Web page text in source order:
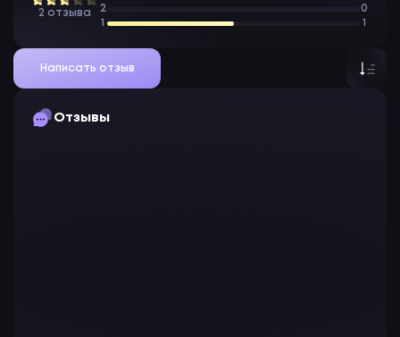
2 отзыва
2
0
1
1
Написать отзыв
Отзывы